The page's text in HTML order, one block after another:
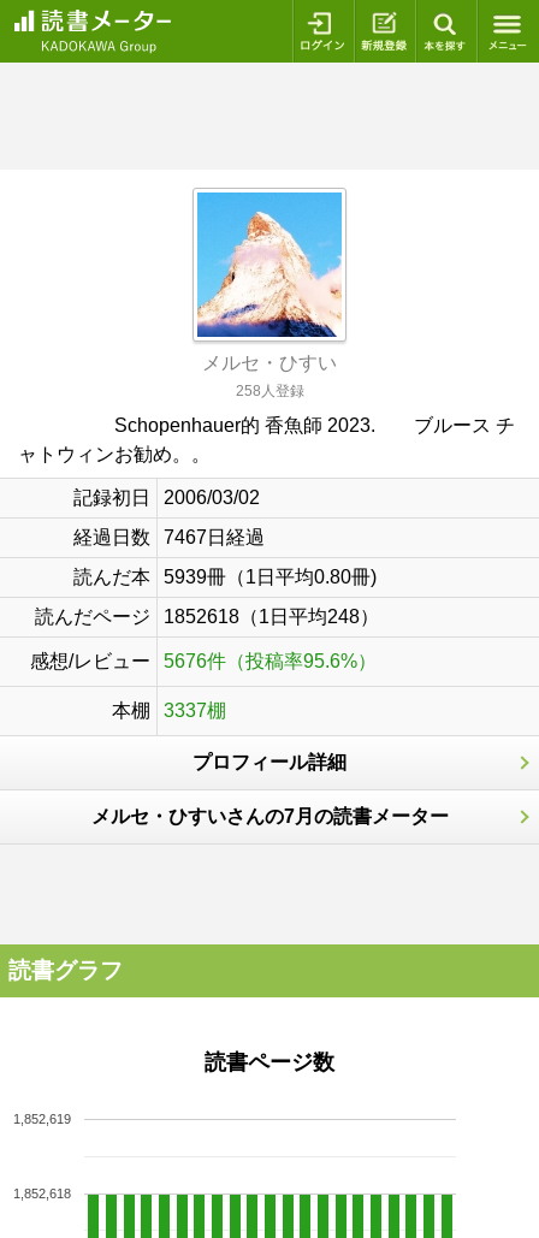
ログイン 新規登録
メルセ・ひすい
258人登録
Schopenhauer的 香魚師 2023. ブルース チ
ャトウィンお勧め。。
記録初日
2006/03/02
経過日数
7467日経過
読んだ本
5939冊（1日平均0.80冊)
読んだページ
1852618（1日平均248）
感想/レビュー 5676件（投稿率95.6%）
本棚 3337棚
プロフィール詳細
メルセ・ひすいさんの7月の読書メーター
読書グラフ
読書ページ数
1,852,618
1,852,619